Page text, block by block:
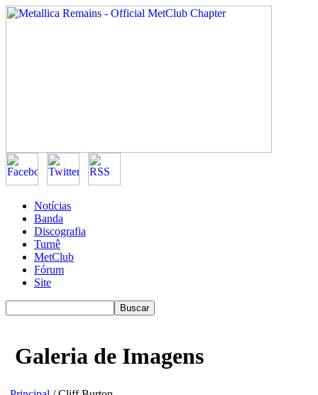
Notícias
Banda
Discografia
Turnê
MetClub
Fórum
Site
Galeria de Imagens